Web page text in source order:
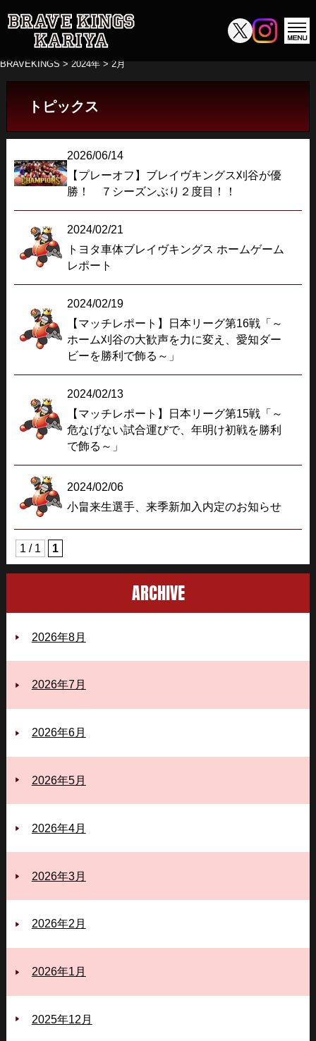
BRAVEKINGS > 2024年 > 2月
トピックス
2026/06/14
【プレーオフ】ブレイヴキングス刈谷が優
勝！ ７シーズンぶり２度目！！
2024/02/21
トヨタ車体ブレイヴキングス ホームゲーム
レポート
2024/02/19
【マッチレポート】日本リーグ第16戦「～
ホーム刈谷の大歓声を力に変え、愛知ダー
ビーを勝利で飾る～」
2024/02/13
【マッチレポート】日本リーグ第15戦「～
危なげない試合運びで、年明け初戦を勝利
で飾る～」
2024/02/06
小畠来生選手、来季新加入内定のお知らせ
1 / 1 1
ARCHIVE
2026年8月
2026年7月
2026年6月
2026年5月
2026年4月
2026年3月
2026年2月
2026年1月
2025年12月